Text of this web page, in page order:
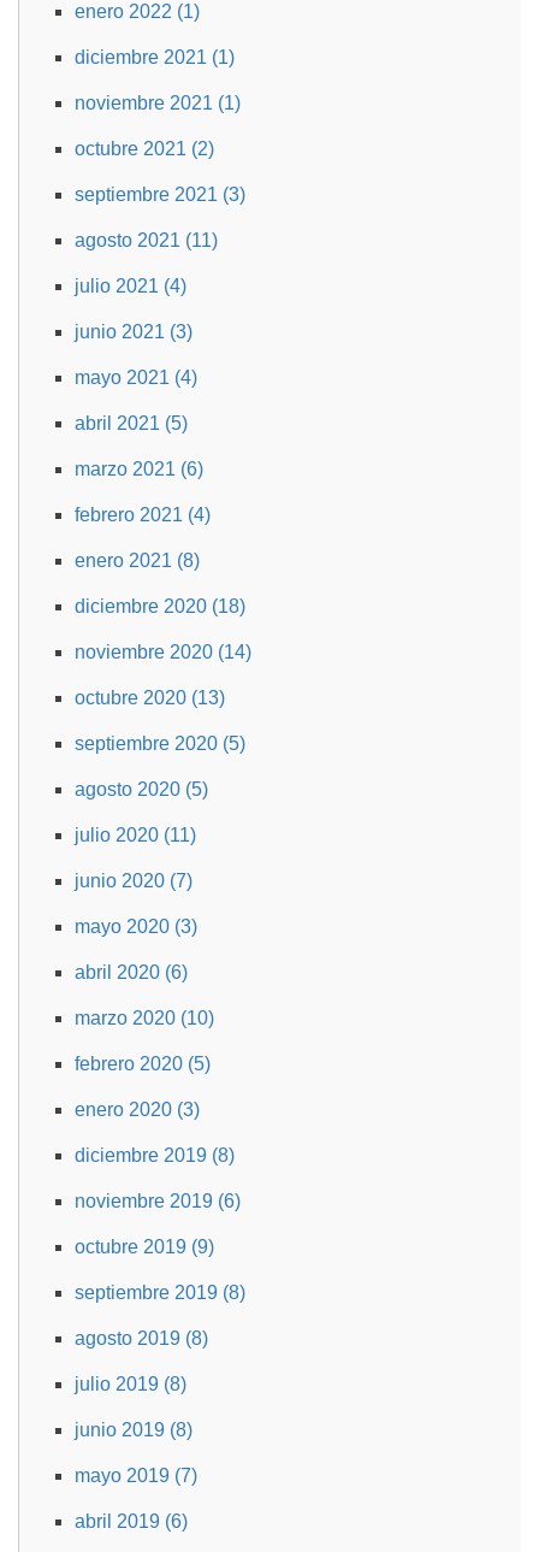
enero 2022 (1)
diciembre 2021 (1)
noviembre 2021 (1)
octubre 2021 (2)
septiembre 2021 (3)
agosto 2021 (11)
julio 2021 (4)
junio 2021 (3)
mayo 2021 (4)
abril 2021 (5)
marzo 2021 (6)
febrero 2021 (4)
enero 2021 (8)
diciembre 2020 (18)
noviembre 2020 (14)
octubre 2020 (13)
septiembre 2020 (5)
agosto 2020 (5)
julio 2020 (11)
junio 2020 (7)
mayo 2020 (3)
abril 2020 (6)
marzo 2020 (10)
febrero 2020 (5)
enero 2020 (3)
diciembre 2019 (8)
noviembre 2019 (6)
octubre 2019 (9)
septiembre 2019 (8)
agosto 2019 (8)
julio 2019 (8)
junio 2019 (8)
mayo 2019 (7)
abril 2019 (6)